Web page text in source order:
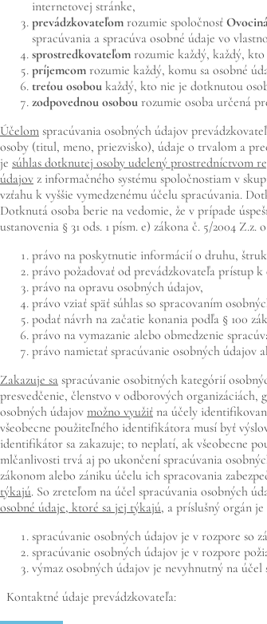
internetovej stránke,
prevádzkovateľom rozumie spoločnosť
spracúvania a spracúva osobné údaje vo
sprostredkovateľom rozumie každý, každý,
príjemcom rozumie každý, komu sa osobné
treťou osobou každý, kto nie je dotknutou
zodpovednou osobou rozumie osoba určená
Účelom spracúvania osobných údajov
osoby (titul, meno, priezvisko), údaje o trvalom a
je súhlas dotknutej osoby udelený prostredníctvom
údajov z informačného systému spoločnostiam v
vzťahu k vyššie vymedzenému účelu spracúvania.
Dotknutá osoba berie na vedomie, že v prípade
ustanovenia § 31 ods. 1 písm. e) zákona č. 5/2004
právo na poskytnutie informácií o druhu,
právo požadovať od prevádzkovateľa prístup k
právo na opravu osobných údajov,
právo vziať späť súhlas so spracovaním
podať návrh na začatie konania podľa § 100
právo na vymazanie alebo obmedzenie
právo namietať spracúvanie osobných údajov
Zakazuje sa spracúvanie osobitných kategórií
presvedčenie, členstvo v odborových
osobných údajov možno využiť na účely
všeobecne použiteľného identifikátora musí byť
identifikátor sa zakazuje; to neplatí, ak všeobecne
mlčanlivosti trvá aj po ukončení spracúvania
zákonom alebo zániku účelu ich spracovania
týkajú. So zreteľom na účel spracúvania osobných
osobné údaje, ktoré sa jej týkajú, a príslušný orgán
spracúvanie osobných údajov je v rozpore so
spracúvanie osobných údajov je v rozpore
výmaz osobných údajov je nevyhnutný na
Kontaktné údaje prevádzkovateľa: